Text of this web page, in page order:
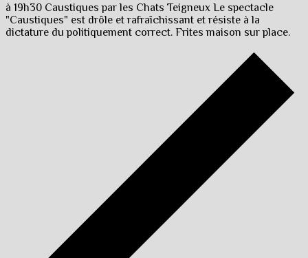
à 19h30 Caustiques par les Chats Teigneux Le spectacle
"Caustiques" est drôle et rafraîchissant et résiste à la
dictature du politiquement correct. Frites maison sur place.